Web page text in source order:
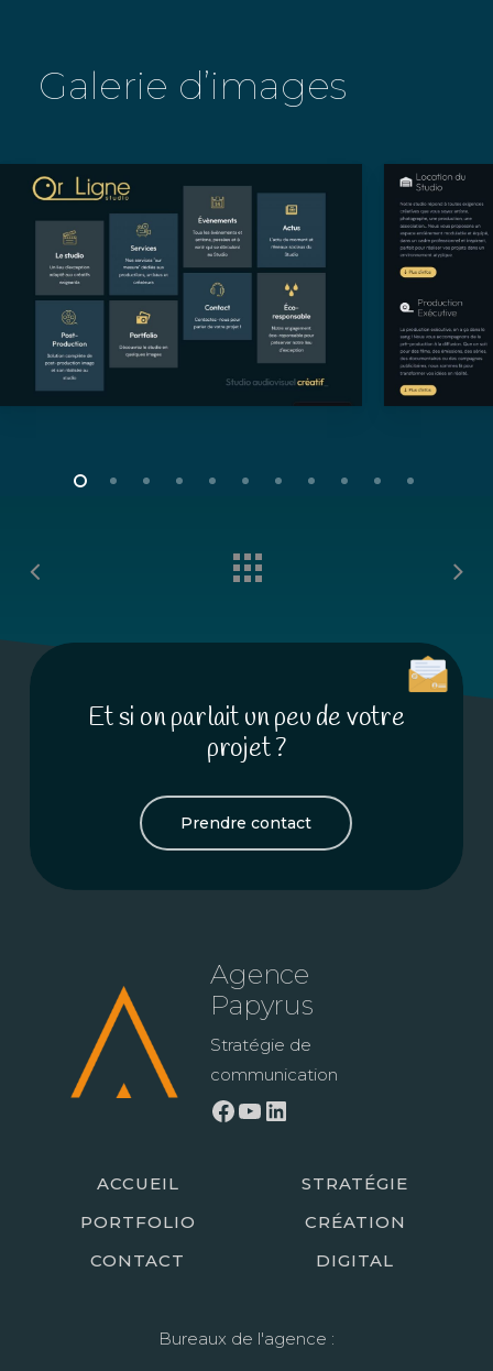
Galerie d’images
Et si on parlait un peu de votre
projet ?
Prendre contact
Agence
Papyrus
Stratégie de
communication
Facebook YouTube
ACCUEIL
PORTFOLIO
CONTACT
STRATÉGIE
CRÉATION
DIGITAL
Bureaux de l'agence :